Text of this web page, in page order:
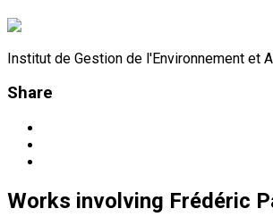
Institut de Gestion de l'Environnement et
Share
Works involving Frédéric